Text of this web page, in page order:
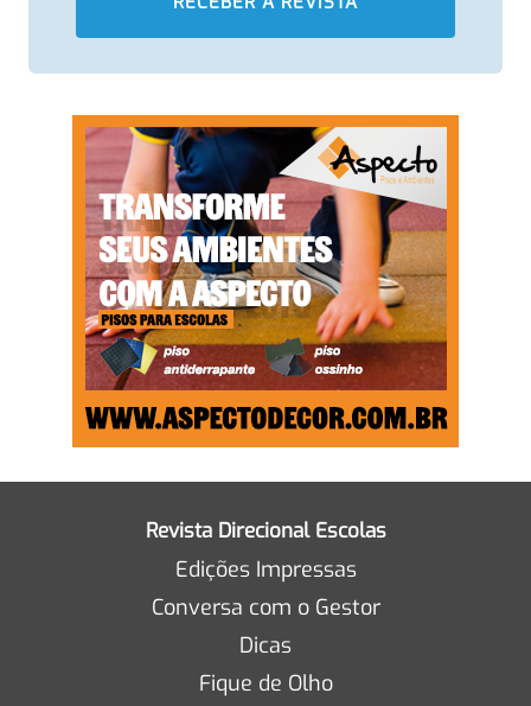
Revista Direcional Escolas
Edições Impressas
Conversa com o Gestor
Dicas
Fique de Olho